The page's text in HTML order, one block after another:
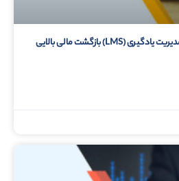
چرا سرمایه‌گذاری روی سیستم مدیریت یادگیری (LMS) بازگشت مالی بالایی